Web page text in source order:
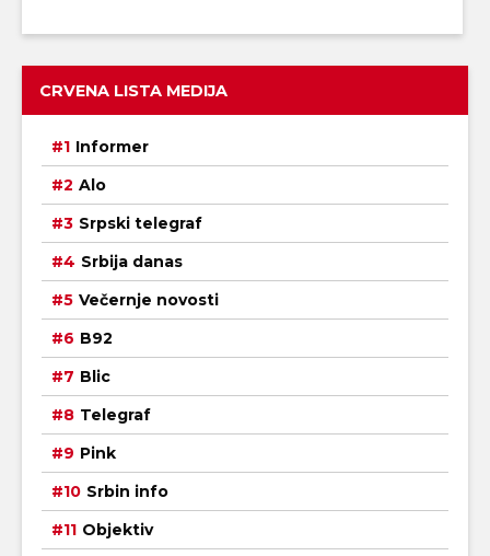
CRVENA LISTA MEDIJA
Informer
Alo
Srpski telegraf
Srbija danas
Večernje novosti
B92
Blic
Telegraf
Pink
Srbin info
Objektiv